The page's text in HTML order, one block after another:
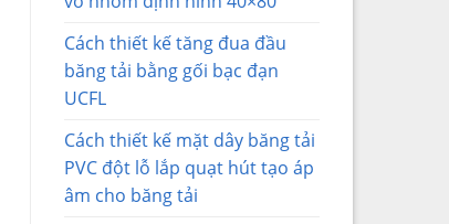
Cách thiết kế tăng đua đầu
băng tải bằng gối bạc đạn
UCFL
Cách thiết kế mặt dây băng tải
PVC đột lỗ lắp quạt hút tạo áp
âm cho băng tải